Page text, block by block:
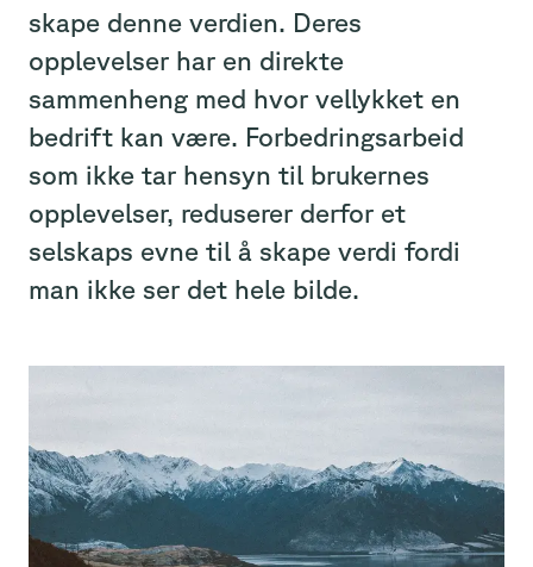
skape denne verdien. Deres
opplevelser har en direkte
sammenheng med hvor vellykket en
bedrift kan være. Forbedringsarbeid
som ikke tar hensyn til brukernes
opplevelser, reduserer derfor et
selskaps evne til å skape verdi fordi
man ikke ser det hele bilde.